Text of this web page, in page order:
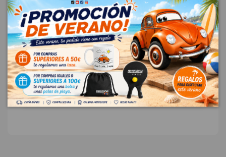
ABS 0265231300 0265231300
RENAULT MEGANE II BERLINA 5P CONFORT DYNAMIQUE
OEM:0265231300
ID:422229
18,00 € Sin IVA
21,78 € Con IVA